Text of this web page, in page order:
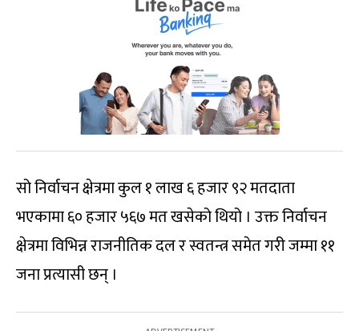
सो निर्वाचन क्षेत्रमा कुल १ लाख ६ हजार ९२ मतदाता
भएकामा ६० हजार ५६७ मत खसेको थियो । उक्त निर्वाचन
क्षेत्रमा विभिन्न राजनीतिक दल र स्वतन्त्र समेत गरी जम्मा ११
जना प्रत्यासी छन् ।